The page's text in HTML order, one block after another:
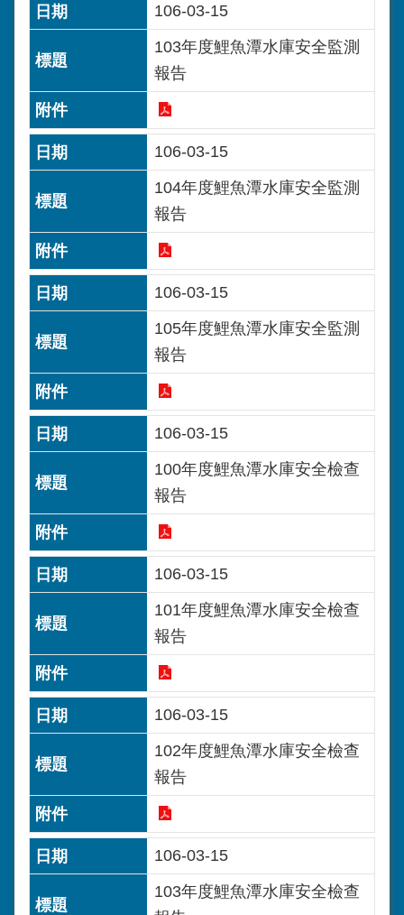
106-03-15
103年度鯉魚潭水庫安全監測
報告
106-03-15
104年度鯉魚潭水庫安全監測
報告
106-03-15
105年度鯉魚潭水庫安全監測
報告
106-03-15
100年度鯉魚潭水庫安全檢查
報告
106-03-15
101年度鯉魚潭水庫安全檢查
報告
106-03-15
102年度鯉魚潭水庫安全檢查
報告
106-03-15
103年度鯉魚潭水庫安全檢查